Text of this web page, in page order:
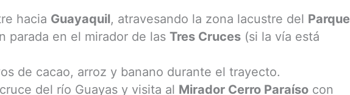
hacia Guayaquil, atravesando la zona lacustre del Parque
parada en el mirador de las Tres Cruces (si la vía está
de cacao, arroz y banano durante el trayecto.
del río Guayas y visita al Mirador Cerro Paraíso con